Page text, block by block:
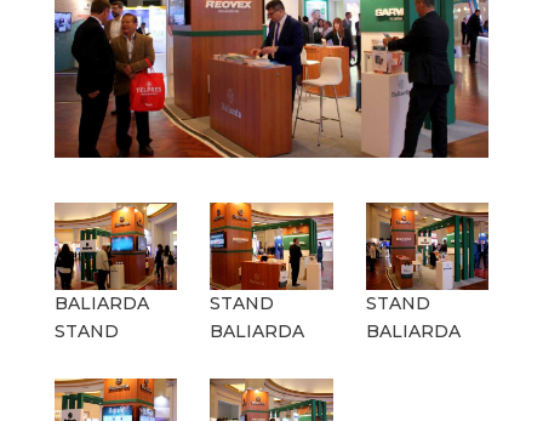
BALIARDA
STAND
STAND
BALIARDA
STAND
BALIARDA